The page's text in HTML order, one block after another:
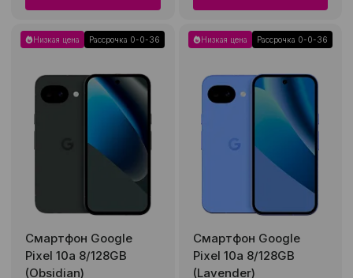
Низкая цена Рассрочка 0-0-36
Смартфон Google
Pixel 10a 8/128GB
(Obsidian)
Низкая цена Рассрочка 0-0-36
Смартфон Google
Pixel 10a 8/128GB
(Lavender)